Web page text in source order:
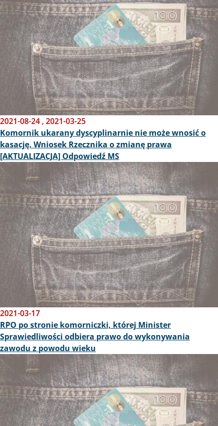
2021-08-24 ,2021-03-25
Komornik ukarany dyscyplinarnie nie może wnosić o
kasację. Wniosek Rzecznika o zmianę prawa
[AKTUALIZACJA] Odpowiedź MS
Obraz
2021-03-17
RPO po stronie komorniczki, której Minister
Sprawiedliwości odbiera prawo do wykonywania
zawodu z powodu wieku
Obraz